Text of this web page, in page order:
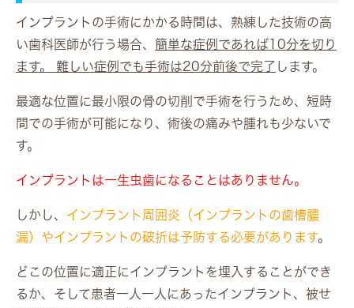
インプラントの手術にかかる時間は、熟練した技術の高
い歯科医師が行う場合、 簡単な症例であれば10分を切り
ます。 難しい症例でも手術は20分前後で完了 します。
最適な位置に最小限の骨の切削で手術を行うため、短時
間での手術が可能になり、術後の痛みや腫れも少ないで
す。
インプラントは一生虫歯になることはありません。
しかし、 インプラント周囲炎（インプラントの歯槽膿
漏）やインプラントの破折は予防する必要があります。
どこの位置に適正にインプラントを埋入することができ
るか、そして患者一人一人にあったインプラント、被せ